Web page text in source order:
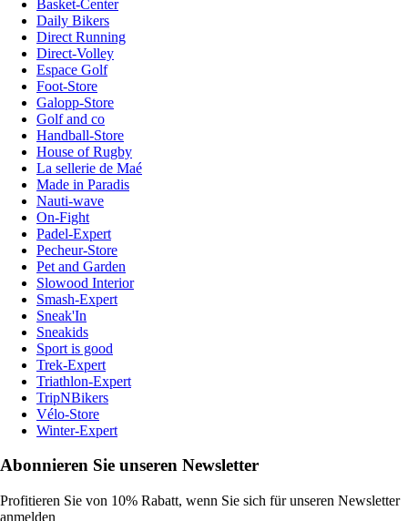
Basket-Center
Daily Bikers
Direct Running
Direct-Volley
Espace Golf
Foot-Store
Galopp-Store
Golf and co
Handball-Store
House of Rugby
La sellerie de Maé
Made in Paradis
Nauti-wave
On-Fight
Padel-Expert
Pecheur-Store
Pet and Garden
Slowood Interior
Smash-Expert
Sneak'In
Sneakids
Sport is good
Trek-Expert
Triathlon-Expert
TripNBikers
Vélo-Store
Winter-Expert
Abonnieren Sie unseren Newsletter
Profitieren Sie von 10% Rabatt, wenn Sie sich für unseren Newsletter
anmelden